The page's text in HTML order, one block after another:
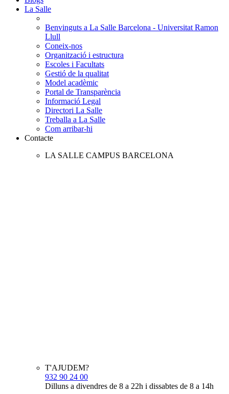
La Salle
Benvinguts a La Salle Barcelona - Universitat Ramon
Llull
Coneix-nos
Organització i estructura
Escoles i Facultats
Gestió de la qualitat
Model acadèmic
Portal de Transparència
Informació Legal
Directori La Salle
Treballa a La Salle
Com arribar-hi
Contacte
LA SALLE CAMPUS BARCELONA
T'AJUDEM?
932 90 24 00
Dilluns a divendres de 8 a 22h i dissabtes de 8 a 14h